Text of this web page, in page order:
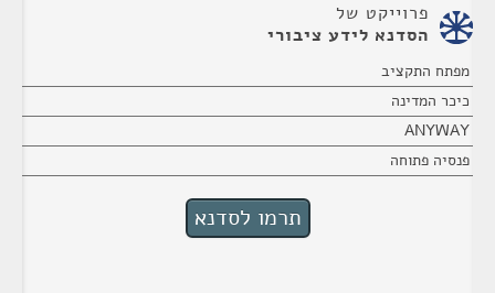
פרוייקט של
הסדנא לידע ציבורי
מפתח התקציב
כיכר המדינה
ANYWAY
פנסיה פתוחה